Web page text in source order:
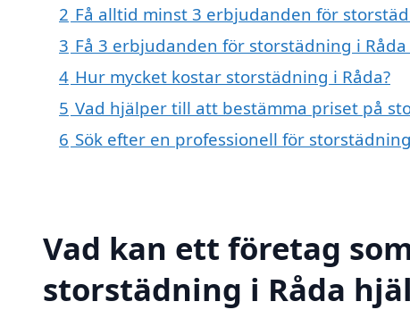
2 Få alltid minst 3 erbjudanden för
3 Få 3 erbjudanden för storstädning i
4 Hur mycket kostar storstädning i Råda?
5 Vad hjälper till att bestämma priset på
6 Sök efter en professionell för
Vad kan ett företag
storstädning i Råda